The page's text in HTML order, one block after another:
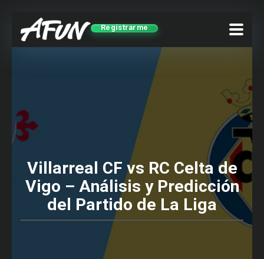
Registrarme
Villarreal CF vs RC Celta de
Vigo – Análisis y Predicción
del Partido de La Liga